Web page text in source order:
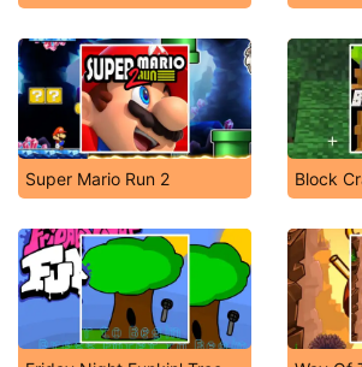
Super Mario Run 2 Block